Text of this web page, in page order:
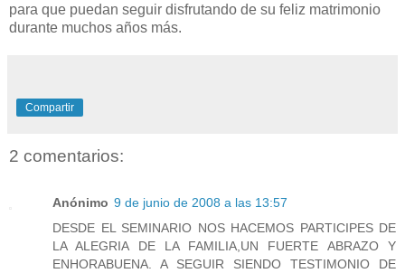
para que puedan seguir disfrutando de su feliz matrimonio
durante muchos años más.
Compartir
2 comentarios:
Anónimo 9 de junio de 2008 a las 13:57
DESDE EL SEMINARIO NOS HACEMOS PARTICIPES DE
LA ALEGRIA DE LA FAMILIA,UN FUERTE ABRAZO Y
ENHORABUENA. A SEGUIR SIENDO TESTIMONIO DE